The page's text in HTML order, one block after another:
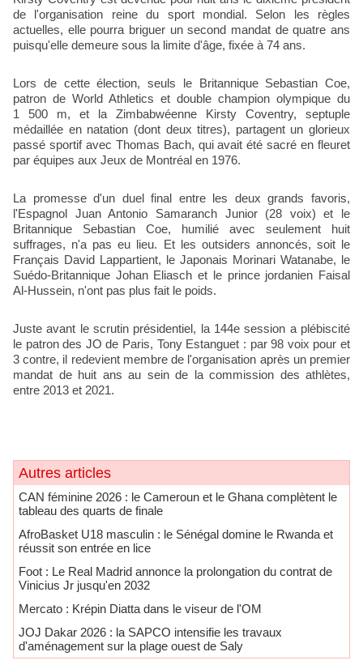
de l'organisation reine du sport mondial. Selon les règles
actuelles, elle pourra briguer un second mandat de quatre ans
puisqu'elle demeure sous la limite d'âge, fixée à 74 ans.
Lors de cette élection, seuls le Britannique Sebastian Coe,
patron de World Athletics et double champion olympique du
1 500 m, et la Zimbabwéenne Kirsty Coventry, septuple
médaillée en natation (dont deux titres), partagent un glorieux
passé sportif avec Thomas Bach, qui avait été sacré en fleuret
par équipes aux Jeux de Montréal en 1976.
La promesse d'un duel final entre les deux grands favoris,
l'Espagnol Juan Antonio Samaranch Junior (28 voix) et le
Britannique Sebastian Coe, humilié avec seulement huit
suffrages, n'a pas eu lieu. Et les outsiders annoncés, soit le
Français David Lappartient, le Japonais Morinari Watanabe, le
Suédo-Britannique Johan Eliasch et le prince jordanien Faisal
Al-Hussein, n'ont pas plus fait le poids.
Juste avant le scrutin présidentiel, la 144e session a plébiscité
le patron des JO de Paris, Tony Estanguet : par 98 voix pour et
3 contre, il redevient membre de l'organisation après un premier
mandat de huit ans au sein de la commission des athlètes,
entre 2013 et 2021.
Autres articles
CAN féminine 2026 : le Cameroun et le Ghana complètent le
tableau des quarts de finale
AfroBasket U18 masculin : le Sénégal domine le Rwanda et
réussit son entrée en lice
Foot : Le Real Madrid annonce la prolongation du contrat de
Vinicius Jr jusqu'en 2032
Mercato : Krépin Diatta dans le viseur de l'OM
JOJ Dakar 2026 : la SAPCO intensifie les travaux
d'aménagement sur la plage ouest de Saly